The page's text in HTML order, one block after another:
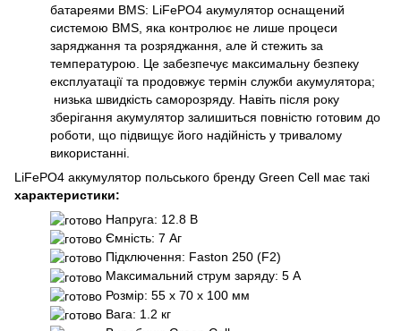
батареями BMS: LiFePO4 акумулятор оснащений
системою BMS, яка контролює не лише процеси
заряджання та розряджання, але й стежить за
температурою. Це забезпечує максимальну безпеку
експлуатації та продовжує термін служби акумулятора;
низька швидкість саморозряду. Навіть після року
зберігання акумулятор залишиться повністю готовим до
роботи, що підвищує його надійність у тривалому
використанні.
LiFePO4 аккумулятор польського бренду Green Cell має такі
характеристики:
Напруга: 12.8 В
Ємність: 7 Аг
Підключення: Faston 250 (F2)
Максимальний струм заряду: 5 А
Розмір: 55 x 70 x 100 мм
Вага: 1.2 кг